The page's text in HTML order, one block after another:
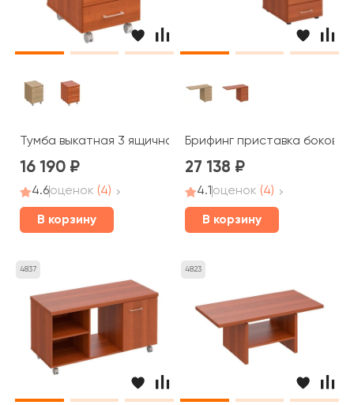
Тумба выкатная 3 ящичная с центральным замком ПТ
16 190
4.6оценок (4)
В корзину
Брифинг приставка
27 138
4.1оценок (4)
В корзину
4837 4823